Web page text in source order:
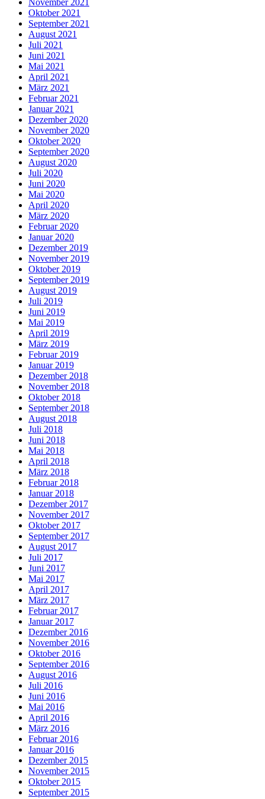
Oktober 2021
September 2021
August 2021
Juli 2021
Juni 2021
Mai 2021
April 2021
März 2021
Februar 2021
Januar 2021
Dezember 2020
November 2020
Oktober 2020
September 2020
August 2020
Juli 2020
Juni 2020
Mai 2020
April 2020
März 2020
Februar 2020
Januar 2020
Dezember 2019
November 2019
Oktober 2019
September 2019
August 2019
Juli 2019
Juni 2019
Mai 2019
April 2019
März 2019
Februar 2019
Januar 2019
Dezember 2018
November 2018
Oktober 2018
September 2018
August 2018
Juli 2018
Juni 2018
Mai 2018
April 2018
März 2018
Februar 2018
Januar 2018
Dezember 2017
November 2017
Oktober 2017
September 2017
August 2017
Juli 2017
Juni 2017
Mai 2017
April 2017
März 2017
Februar 2017
Januar 2017
Dezember 2016
November 2016
Oktober 2016
September 2016
August 2016
Juli 2016
Juni 2016
Mai 2016
April 2016
März 2016
Februar 2016
Januar 2016
Dezember 2015
November 2015
Oktober 2015
September 2015